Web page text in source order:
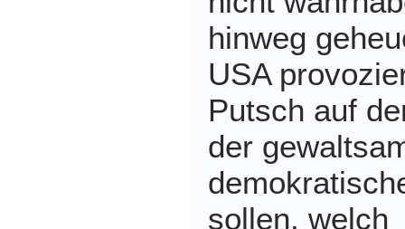
hinweg
USA
Putsch auf
der
sollen, welch